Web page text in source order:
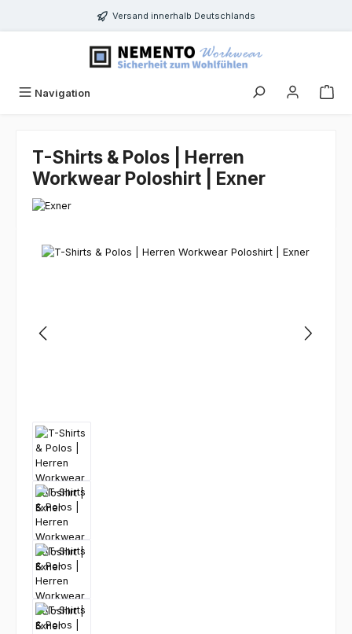
Zum Hauptinhalt springenVersand innerhalb Deutschlands
Navigation
T-Shirts & Polos | Herren
Workwear Poloshirt | Exner
Bildergalerie überspringen